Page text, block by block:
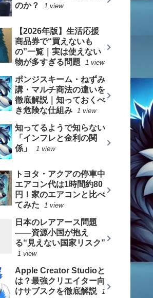
のか？
1 view
【2026年版】生活応援
商品券で“買えないも
の”一覧｜実は使えない
物が多すぎる問題
1 view
ポンジスキーム・ねずみ
講・マルチ商法の違いを
徹底解説｜知っておくべ
き危険な仕組み
1 view
知ってるようで知らない
「インフレと金利の関
係」
1 view
トヨタ・アクアの停車中
エアコン代は1時間約80
円！家のエアコンと比べ
てみた
1 view
日本のレアアース問題
――資源小国が抱え
る“見えない国家リスク”
1 view
Apple Creator Studioと
は？最強クリエイター向
けサブスクを徹底解説
1